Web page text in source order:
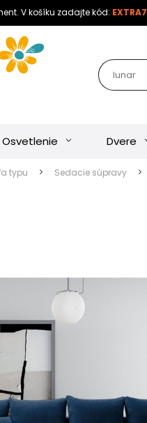
V košíku zadajte kód: EXTRA7
Osvetlenie Dvere
typu Sedacie súpravy